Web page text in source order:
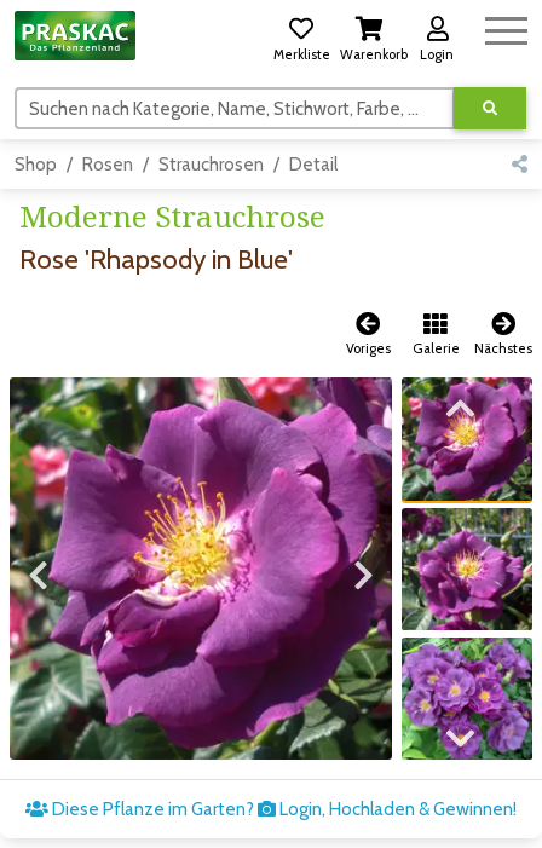
Merkliste Warenkorb Login
Suchen nach Kategorie, Name, Stichwort, Farbe, usw.
Shop Rosen Strauchrosen Detail
Moderne Strauchrose
Rose 'Rhapsody in Blue'
Voriges Galerie Nächstes
Zum vorigen Bild Zum nächsten Bild
Zum vorigen Bild
Zum nächsten Bild
Diese Pflanze im Garten? Login, Hochladen & Gewinnen!